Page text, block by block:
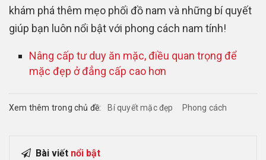
khám phá thêm mẹo phối đồ nam và những bí quyết
giúp bạn luôn nổi bật với phong cách nam tính!
Nâng cấp tư duy ăn mặc, điều quan trọng để
mặc đẹp ở đẳng cấp cao hơn
Xem thêm trong chủ đề: Bí quyết mặc đẹp Phong cách
Bài viết nổi bật